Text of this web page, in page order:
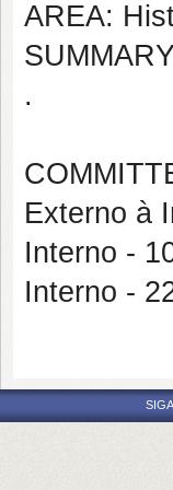
AREA:
.
Externo à
Interno -
Interno -